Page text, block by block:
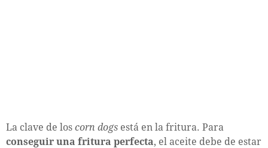
La clave de los corn dogs está en la fritura. Para
conseguir una fritura perfecta, el aceite debe de estar